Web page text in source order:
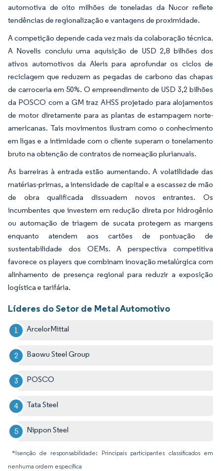
automotiva de oito milhões de toneladas da Nucor reflete
tendências de regionalização e vantagens de proximidade.
A competição depende cada vez mais da colaboração técnica.
A Novelis concluiu uma aquisição de USD 2,8 bilhões dos
ativos automotivos da Aleris para aprofundar os ciclos de
reciclagem que reduzem as pegadas de carbono das chapas
de carroceria em 50%. O empreendimento de USD 3,2 bilhões
da POSCO com a GM traz AHSS projetado para alojamentos
de motor diretamente para as plantas de estampagem norte-
americanas. Tais movimentos ilustram como o conhecimento
em ligas e a intimidade com o cliente superam o tonelamento
bruto na obtenção de contratos de nomeação plurianuais.
As barreiras à entrada estão aumentando. A volatilidade das
matérias-primas, a intensidade de capital e a escassez de mão
de obra qualificada dissuadem novos entrantes. Os
incumbentes que investem em redução direta por hidrogênio
ou automação de triagem de sucata protegem as margens
enquanto atendem aos cartões de pontuação de
sustentabilidade dos OEMs. A perspectiva competitiva
favorece os players que combinam inovação metalúrgica com
alinhamento de presença regional para reduzir a exposição
logística e tarifária.
Líderes do Setor de Metal Automotivo
ArcelorMittal
Baowu Steel Group
POSCO
Tata Steel
Nippon Steel
*Isenção de responsabilidade: Principais participantes classificados em
nenhuma ordem específica